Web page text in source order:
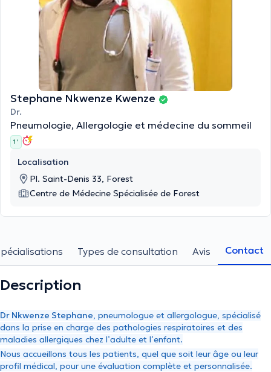
Stephane Nkwenze Kwenze
Dr.
Pneumologie, Allergologie et médecine du sommeil
1 '
Localisation
Pl. Saint-Denis 33, Forest
Centre de Médecine Spécialisée de Forest
Types de consultation Avis Contact
Description
Dr Nkwenze Stephane, pneumologue et allergologue, spécialisé
dans la prise en charge des pathologies respiratoires et des
maladies allergiques chez l’adulte et l’enfant.
Nous accueillons tous les patients, quel que soit leur âge ou leur
profil médical, pour une évaluation complète et personnalisée.